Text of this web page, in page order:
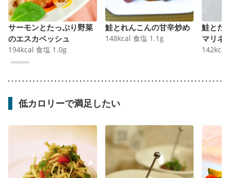
サーモンとたっぷり野菜
のエスカベッシュ
194kcal 食塩 1.0g
鮭とれんこんの甘辛炒め
148kcal 食塩 1.1 g
鮭とた
マリネ
142kcal
低カロリーで満足したい